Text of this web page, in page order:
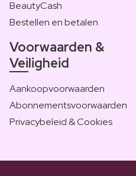
BeautyCash
Bestellen en betalen
Voorwaarden &
Veiligheid
Aankoopvoorwaarden
Abonnementsvoorwaarden
Privacybeleid & Cookies